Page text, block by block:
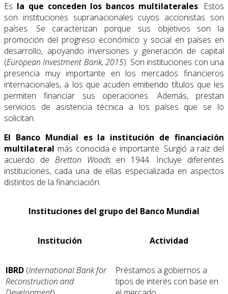
Es la que conceden los bancos multilaterales. Estos
son instituciones supranacionales cuyos accionistas son
países. Se caracterizan porque sus objetivos son la
promoción del progreso económico y social en países en
desarrollo, apoyando inversiones y generación de capital
(European Investment Bank, 2015). Son instituciones con una
presencia muy importante en los mercados financieros
internacionales, a los que acuden emitiendo títulos que les
permiten financiar sus operaciones. Además, prestan
servicios de asistencia técnica a los países que se lo
solicitan.
El Banco Mundial es la institución de financiación
multilateral más conocida e importante. Surgió a raíz del
acuerdo de Bretton Woodsen 1944. Incluye diferentes
instituciones, cada una de ellas especializada en aspectos
distintos de la financiación.
Instituciones del grupo del Banco Mundial
Institución Actividad
IBRD (International Bank for
Reconstruction and
Préstamos a gobiernos a
tipos de interés con base en